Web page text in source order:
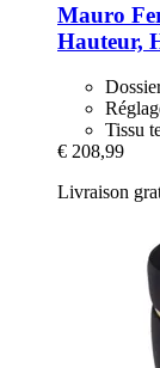
Mauro
Hauteur,
Tissu
€ 208,99
Livraison